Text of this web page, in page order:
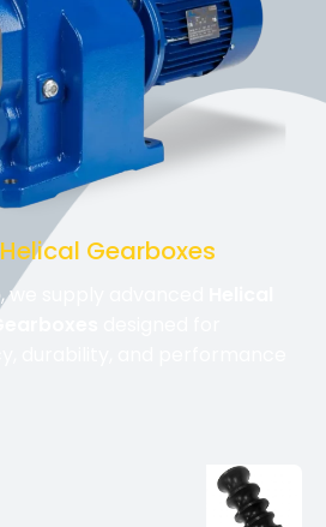
Gearboxes
, we supply advanced
durability, and performance.